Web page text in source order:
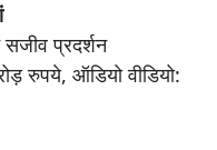
सजीव प्रदर्शन
रुपये, ऑडियो वीडियो: